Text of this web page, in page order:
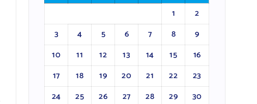
1
2
3
4 5 6 7 8
9
10
11 12 13 14 15
16
17
18 19 20 21 22
23
24
25 26 27 28 29
30